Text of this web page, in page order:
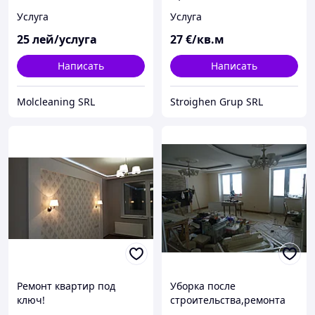
Услуга
25лей/услуга
Написать
Molcleaning SRL
Услуга
27€/кв.м
Написать
Stroighen Grup SRL
Ремонт квартир под
ключ!
Уборка после
строительства,ремонта